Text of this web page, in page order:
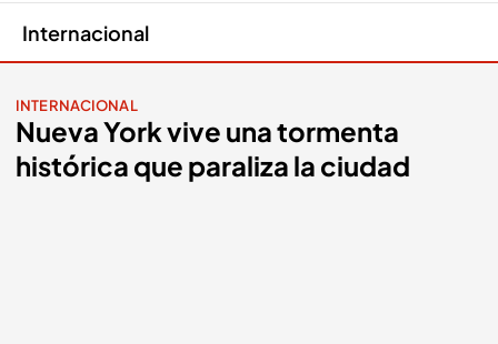
Internacional
INTERNACIONAL
Nueva York vive una tormenta
histórica que paraliza la ciudad